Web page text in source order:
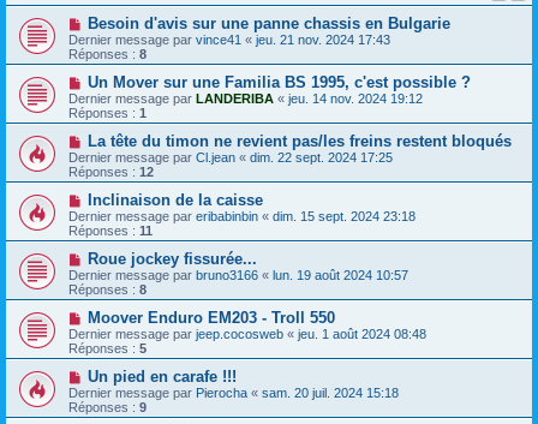
Besoin d'avis sur une panne chassis en Bulgarie
Dernier message par vince41 « jeu. 21 nov. 2024 17:43
Réponses : 8
Un Mover sur une Familia BS 1995, c'est possible ?
Dernier message par LANDERIBA « jeu. 14 nov. 2024 19:12
Réponses : 1
La tête du timon ne revient pas/les freins restent bloqués
Dernier message par Cl.jean « dim. 22 sept. 2024 17:25
Réponses : 12
Inclinaison de la caisse
Dernier message par eribabinbin « dim. 15 sept. 2024 23:18
Réponses : 11
Roue jockey fissurée...
Dernier message par bruno3166 « lun. 19 août 2024 10:57
Réponses : 8
Moover Enduro EM203 - Troll 550
Dernier message par jeep.cocosweb « jeu. 1 août 2024 08:48
Réponses : 5
Un pied en carafe !!!
Dernier message par Pierocha « sam. 20 juil. 2024 15:18
Réponses : 9